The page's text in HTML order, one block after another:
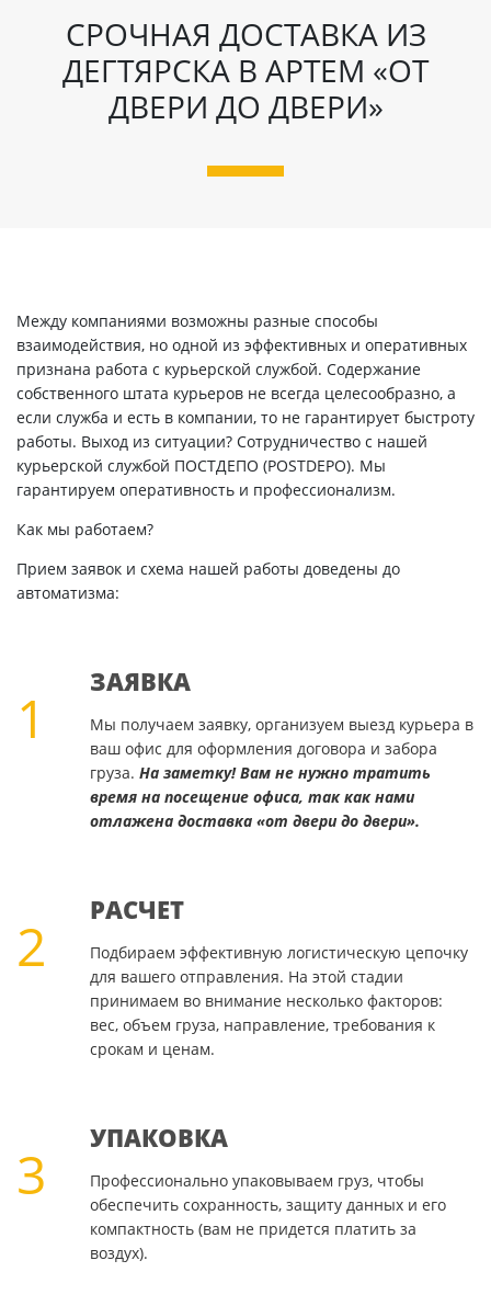
СРОЧНАЯ ДОСТАВКА ИЗ
ДЕГТЯРСКА В АРТЕМ «ОТ
ДВЕРИ ДО ДВЕРИ»
Между компаниями возможны разные способы
взаимодействия, но одной из эффективных и оперативных
признана работа с курьерской службой. Содержание
собственного штата курьеров не всегда целесообразно, а
если служба и есть в компании, то не гарантирует быстроту
работы. Выход из ситуации? Сотрудничество с нашей
курьерской службой ПОСТДЕПО (POSTDEPO). Мы
гарантируем оперативность и профессионализм.
Как мы работаем?
Прием заявок и схема нашей работы доведены до
автоматизма:
1
ЗАЯВКА
Мы получаем заявку, организуем выезд курьера в
ваш офис для оформления договора и забора
груза. На заметку! Вам не нужно тратить
время на посещение офиса, так как нами
отлажена доставка «от двери до двери».
2
РАСЧЕТ
Подбираем эффективную логистическую цепочку
для вашего отправления. На этой стадии
принимаем во внимание несколько факторов:
вес, объем груза, направление, требования к
срокам и ценам.
3
УПАКОВКА
Профессионально упаковываем груз, чтобы
обеспечить сохранность, защиту данных и его
компактность (вам не придется платить за
воздух).